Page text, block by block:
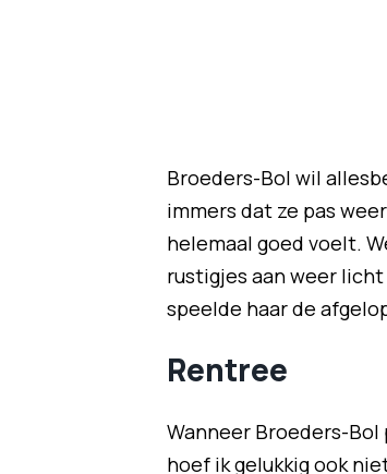
Broeders-Bol wil
immers dat ze pas
helemaal goed voelt.
rustigjes aan weer
speelde haar de
Rentree
Wanneer Broeders-
hoef ik gelukkig ook